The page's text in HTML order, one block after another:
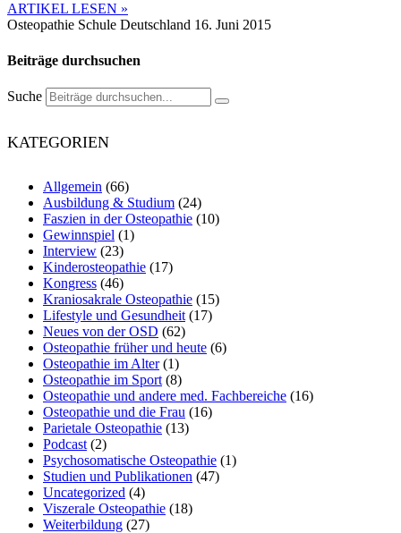
ARTIKEL LESEN »
Osteopathie Schule Deutschland 16. Juni 2015
Beiträge durchsuchen
Suche
KATEGORIEN
Allgemein (66)
Ausbildung & Studium (24)
Faszien in der Osteopathie (10)
Gewinnspiel (1)
Interview (23)
Kinderosteopathie (17)
Kongress (46)
Kraniosakrale Osteopathie (15)
Lifestyle und Gesundheit (17)
Neues von der OSD (62)
Osteopathie früher und heute (6)
Osteopathie im Alter(1)
Osteopathie im Sport (8)
Osteopathie und andere med. Fachbereiche (16)
Osteopathie und die Frau (16)
Parietale Osteopathie (13)
Podcast (2)
Psychosomatische Osteopathie (1)
Studien und Publikationen (47)
Uncategorized (4)
Viszerale Osteopathie (18)
Weiterbildung (27)